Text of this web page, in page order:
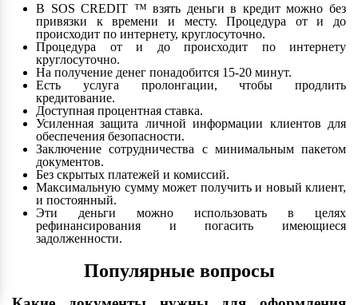
В SOS CREDIT ™ взять деньги в кредит можно без
привязки к времени и месту. Процедура от и до
происходит по интернету, круглосуточно.
Процедура от и до происходит по интернету
круглосуточно.
На получение денег понадобится 15-20 минут.
Есть услуга пролонгации, чтобы продлить
кредитование.
Доступная процентная ставка.
Усиленная защита личной информации клиентов для
обеспечения безопасности.
Заключение сотрудничества с минимальным пакетом
документов.
Без скрытых платежей и комиссий.
Максимальную сумму может получить и новый клиент,
и постоянный.
Эти деньги можно использовать в целях
рефинансирования и погасить имеющиеся
задолженности.
Популярные вопросы